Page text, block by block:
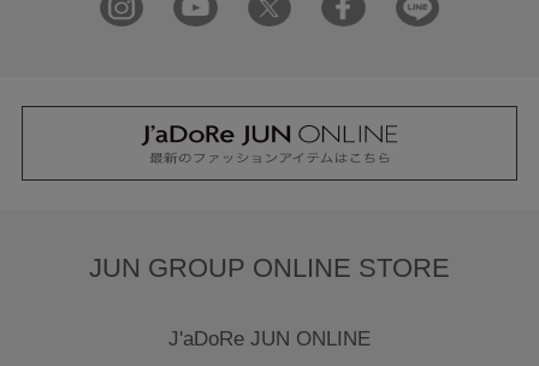
JUN GROUP ONLINE STORE
J'aDoRe JUN ONLINE